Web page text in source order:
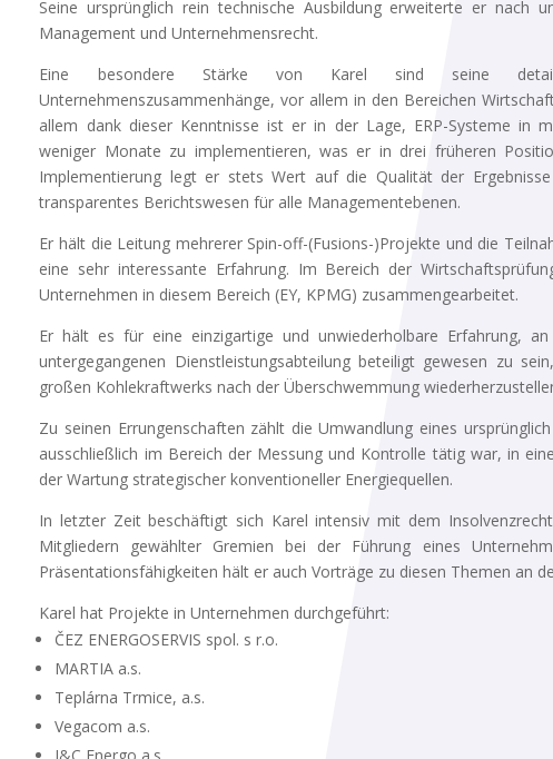
Seine ursprünglich rein technische Ausbildung erweiterte er nach
Management und Unternehmensrecht.
Eine besondere Stärke von Karel sind seine
Unternehmenszusammenhänge, vor allem in den Bereichen
allem dank dieser Kenntnisse ist er in der Lage, ERP-Systeme in
weniger Monate zu implementieren, was er in drei früheren
Implementierung legt er stets Wert auf die Qualität der
transparentes Berichtswesen für alle Managementebenen.
Er hält die Leitung mehrerer Spin-off-(Fusions-)Projekte und die
eine sehr interessante Erfahrung. Im Bereich der
Unternehmen in diesem Bereich (EY, KPMG) zusammengearbeitet.
Er hält es für eine einzigartige und unwiederholbare Erfahrung,
untergegangenen Dienstleistungsabteilung beteiligt gewesen zu
großen Kohlekraftwerks nach der Überschwemmung
Zu seinen Errungenschaften zählt die Umwandlung eines
ausschließlich im Bereich der Messung und Kontrolle tätig war, in
der Wartung strategischer konventioneller Energiequellen.
In letzter Zeit beschäftigt sich Karel intensiv mit dem
Mitgliedern gewählter Gremien bei der Führung eines
Präsentationsfähigkeiten hält er auch Vorträge zu diesen Themen an
Karel hat Projekte in Unternehmen durchgeführt:
ČEZ ENERGOSERVIS spol. s r.o.
MARTIA a.s.
Teplárna Trmice, a.s.
Vegacom a.s.